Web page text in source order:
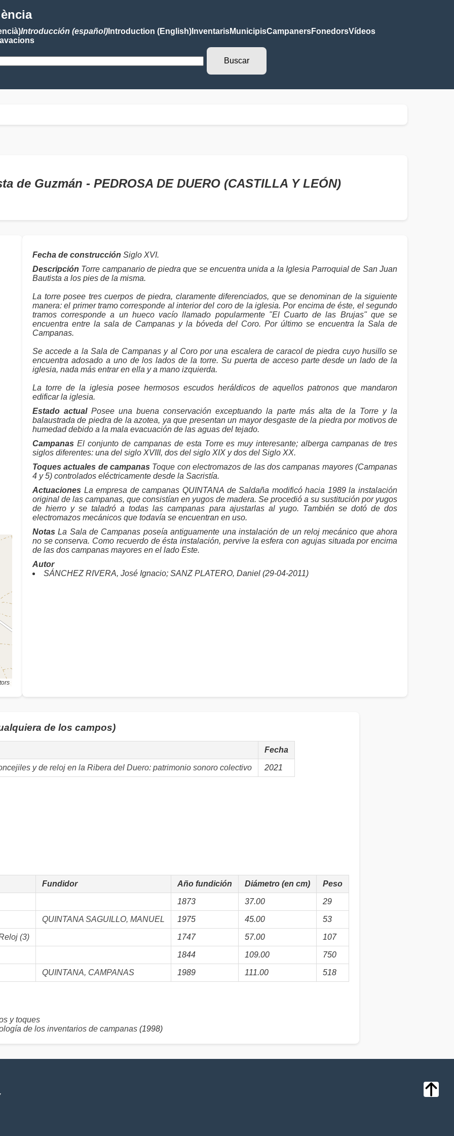
Introducción (español)Introduction (English)InventarisMunicipisCampanersFonedorsVídeos
de Guzmán - PEDROSA DE DUERO (CASTILLA Y LEÓN)
Fecha de construcción Siglo XVI.
Descripción Torre campanario de piedra que se encuentra unida a la Iglesia Parroquial de San Juan
Bautista a los pies de la misma.
La torre posee tres cuerpos de piedra, claramente diferenciados, que se denominan de la siguiente
manera: el primer tramo corresponde al interior del coro de la iglesia. Por encima de éste, el segundo
tramos corresponde a un hueco vacío llamado popularmente "El Cuarto de las Brujas" que se
encuentra entre la sala de Campanas y la bóveda del Coro. Por último se encuentra la Sala de
Campanas.
Se accede a la Sala de Campanas y al Coro por una escalera de caracol de piedra cuyo husillo se
encuentra adosado a uno de los lados de la torre. Su puerta de acceso parte desde un lado de la
iglesia, nada más entrar en ella y a mano izquierda.
La torre de la iglesia posee hermosos escudos heráldicos de aquellos patronos que mandaron
edificar la iglesia.
Estado actualPosee una buena conservación exceptuando la parte más alta de la Torre y la
balaustrada de piedra de la azotea, ya que presentan un mayor desgaste de la piedra por motivos de
humedad debido a la mala evacuación de las aguas del tejado.
Campanas El conjunto de campanas de esta Torre es muy interesante; alberga campanas de tres
siglos diferentes: una del siglo XVIII, dos del siglo XIX y dos del Siglo XX.
Toques actuales de campanas Toque con electromazos de las dos campanas mayores (Campanas
4 y 5) controlados eléctricamente desde la Sacristía.
Actuaciones La empresa de campanas QUINTANA de Saldaña modificó hacia 1989 la instalación
original de las campanas, que consistían en yugos de madera. Se procedió a su sustitución por yugos
de hierro y se taladró a todas las campanas para ajustarlas al yugo. También se dotó de dos
electromazos mecánicos que todavía se encuentran en uso.
Notas La Sala de Campanas poseía antiguamente una instalación de un reloj mecánico que ahora
no se conserva. Como recuerdo de ésta instalación, pervive la esfera con agujas situada por encima
de las dos campanas mayores en el lado Este.
Autor
SÁNCHEZ RIVERA, José Ignacio; SANZ PLATERO, Daniel (29-04-2011)
de los campos)
Fecha
y de reloj en la Ribera del Duero: patrimonio sonoro colectivo 2021
Fundidor Año fundición Diámetro (en cm) Peso
1873 37.00 29
QUINTANA SAGUILLO, MANUEL 1975 45.00 53
(3) 1747 57.00 107
1844 109.00 750
QUINTANA, CAMPANAS 1989 111.00 518
y toques
de los inventarios de campanas (1998)